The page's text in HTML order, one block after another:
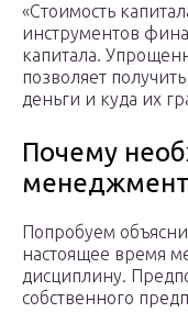
«Стоимость
инструментов
капитала.
позволяет
деньги и куда их
Почему
Попробуем
настоящее время
дисциплину.
собственного